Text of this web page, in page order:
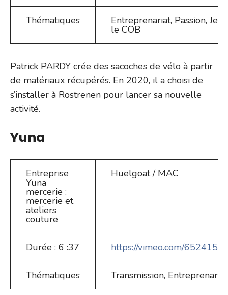
Thématiques Entreprenariat, Passion,
le COB
Patrick PARDY crée des sacoches de vélo à partir
de matériaux récupérés. En 2020, il a choisi de
s’installer à Rostrenen pour lancer sa nouvelle
activité.
Yuna
Entreprise
Yuna
mercerie :
mercerie et
ateliers
couture
Huelgoat / MAC
Durée : 6 :37 https://vimeo.com/
Thématiques Transmission,